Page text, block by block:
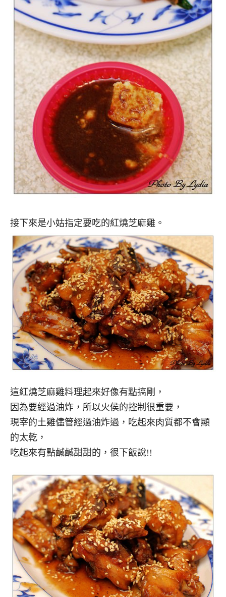
接下來是小姑指定要吃的紅燒芝麻雞。
這紅燒芝麻雞料理起來好像有點搞剛，
因為要經過油炸，所以火侯的控制很重要，
現宰的土雞儘管經過油炸過，吃起來肉質都不會顯
的太乾，
吃起來有點鹹鹹甜甜的，很下飯說!!